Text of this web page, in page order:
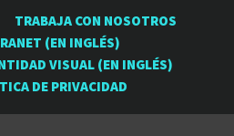
Observatorio
Rubin
en
Observatorio
Rubin
en
Rubin
en
TRABAJA CON NOSOTROS
(EN INGLÉS)
VISUAL (EN INGLÉS)
DE PRIVACIDAD